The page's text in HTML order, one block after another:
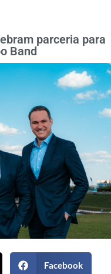
parceria para
Band
Facebook